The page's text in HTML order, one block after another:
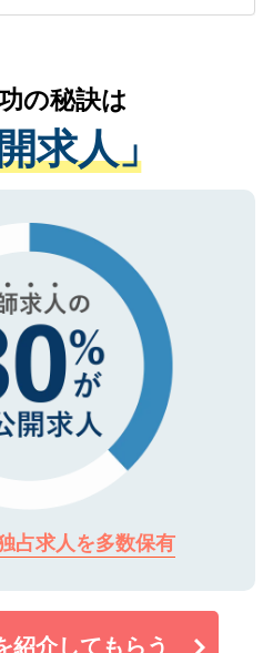
人データはご本人の許可
り扱いについての厳密な
た事業者のみに付与され
マークを取得済みです。
してもご安心ください。
の医療機関の状況や紹介
ら、適切なアドバイスを
す。すぐにご転職をされ
的なサポートが可能です
録ください。
の秘訣は
求人」
占求人を多数保有
紹介してもらう